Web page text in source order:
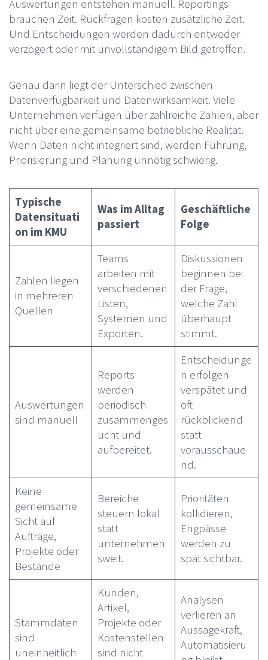
Auswertungen entstehen manuell. Reportings
brauchen Zeit. Rückfragen kosten zusätzliche Zeit.
Und Entscheidungen werden dadurch entweder
verzögert oder mit unvollständigem Bild getroffen.
Genau darin liegt der Unterschied zwischen
Datenverfügbarkeit und Datenwirksamkeit. Viele
Unternehmen verfügen über zahlreiche Zahlen, aber
nicht über eine gemeinsame betriebliche Realität.
Wenn Daten nicht integriert sind, werden Führung,
Priorisierung und Planung unnötig schwierig.
Typische
Datensituati
on im KMU
Was im Alltag
passiert
Geschäftliche
Folge
Zahlen liegen
in mehreren
Quellen
Teams
arbeiten mit
verschiedenen
Listen,
Systemen und
Exporten.
Diskussionen
beginnen bei
der Frage,
welche Zahl
überhaupt
stimmt.
Auswertungen
sind manuell
Reports
werden
periodisch
zusammenges
ucht und
aufbereitet.
Entscheidunge
n erfolgen
verspätet und
oft
rückblickend
statt
vorausschaue
nd.
Keine
gemeinsame
Sicht auf
Aufträge,
Projekte oder
Bestände
Bereiche
steuern lokal
statt
unternehmen
sweit.
Prioritäten
kollidieren,
Engpässe
werden zu
spät sichtbar.
Stammdaten
sind
uneinheitlich
Kunden,
Artikel,
Projekte oder
Kostenstellen
sind nicht
Analysen
verlieren an
Aussagekraft,
Automatisieru